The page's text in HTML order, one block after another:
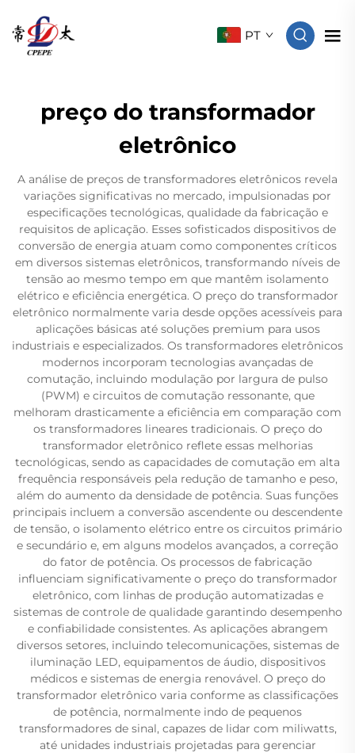
PT
preço do transformador
eletrônico
A análise de preços de transformadores eletrônicos revela
variações significativas no mercado, impulsionadas por
especificações tecnológicas, qualidade da fabricação e
requisitos de aplicação. Esses sofisticados dispositivos de
conversão de energia atuam como componentes críticos
em diversos sistemas eletrônicos, transformando níveis de
tensão ao mesmo tempo em que mantêm isolamento
elétrico e eficiência energética. O preço do transformador
eletrônico normalmente varia desde opções acessíveis para
aplicações básicas até soluções premium para usos
industriais e especializados. Os transformadores eletrônicos
modernos incorporam tecnologias avançadas de
comutação, incluindo modulação por largura de pulso
(PWM) e circuitos de comutação ressonante, que
melhoram drasticamente a eficiência em comparação com
os transformadores lineares tradicionais. O preço do
transformador eletrônico reflete essas melhorias
tecnológicas, sendo as capacidades de comutação em alta
frequência responsáveis pela redução de tamanho e peso,
além do aumento da densidade de potência. Suas funções
principais incluem a conversão ascendente ou descendente
de tensão, o isolamento elétrico entre os circuitos primário
e secundário e, em alguns modelos avançados, a correção
do fator de potência. Os processos de fabricação
influenciam significativamente o preço do transformador
eletrônico, com linhas de produção automatizadas e
sistemas de controle de qualidade garantindo desempenho
e confiabilidade consistentes. As aplicações abrangem
diversos setores, incluindo telecomunicações, sistemas de
iluminação LED, equipamentos de áudio, dispositivos
médicos e sistemas de energia renovável. O preço do
transformador eletrônico varia conforme as classificações
de potência, normalmente indo de pequenos
transformadores de sinal, capazes de lidar com miliwatts,
até unidades industriais projetadas para gerenciar